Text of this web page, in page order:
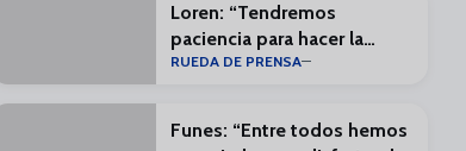
Loren: “Tendremos
paciencia para hacer la
plantilla más completa”
RUEDA DE PRENSA
Funes: “Entre todos hemos